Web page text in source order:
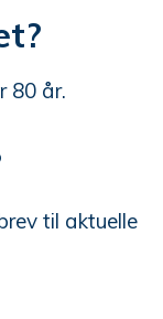
80 år.
til aktuelle